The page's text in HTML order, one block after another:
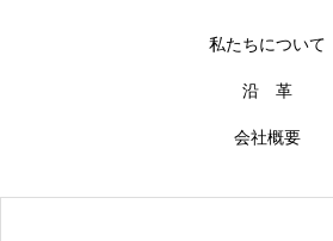
私たちについて
沿 革
会社概要